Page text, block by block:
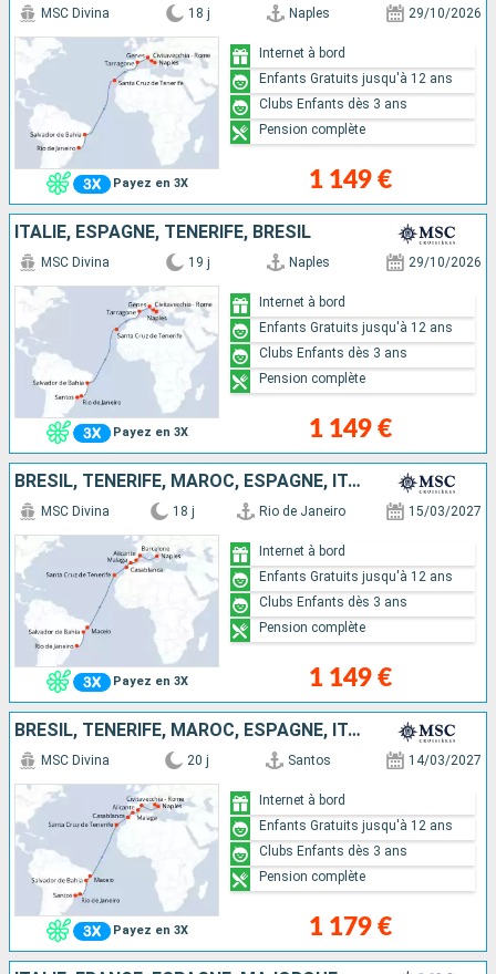
Payez en 3X
MSC Divina 18 j Naples 29/10/2026
1 149 €
Internet à bord
Enfants Gratuits jusqu'à 12 ans
Clubs Enfants dès 3 ans
Pension complète
ITALIE, ESPAGNE, TENERIFE, BRÉSIL
Payez en 3X
MSC Divina 19 j Naples 29/10/2026
1 149 €
Internet à bord
Enfants Gratuits jusqu'à 12 ans
Clubs Enfants dès 3 ans
Pension complète
BRÉSIL, TENERIFE, MAROC, ESPAGNE, ITALIE
Payez en 3X
MSC Divina 18 j Rio de Janeiro 15/03/2027
1 149 €
Internet à bord
Enfants Gratuits jusqu'à 12 ans
Clubs Enfants dès 3 ans
Pension complète
BRÉSIL, TENERIFE, MAROC, ESPAGNE, ITALIE
Payez en 3X
MSC Divina 20 j Santos 14/03/2027
1 179 €
Internet à bord
Enfants Gratuits jusqu'à 12 ans
Clubs Enfants dès 3 ans
Pension complète